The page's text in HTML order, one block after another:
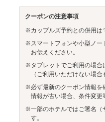
クーポンの注意事項
※カップルズ予約との併用は
※スマートフォンや小型ノー
お伝えください。
※タブレットでご利用の場合
（ご利用いただけない場
※必ず最新のクーポン情報を
情報が古い場合、条件変更
※一部のホテルではご署名（
す。